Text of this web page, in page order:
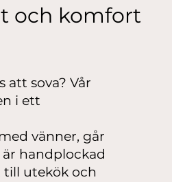
och komfort
sova? Vår
i ett
vänner, går
handplockad
till utekök och